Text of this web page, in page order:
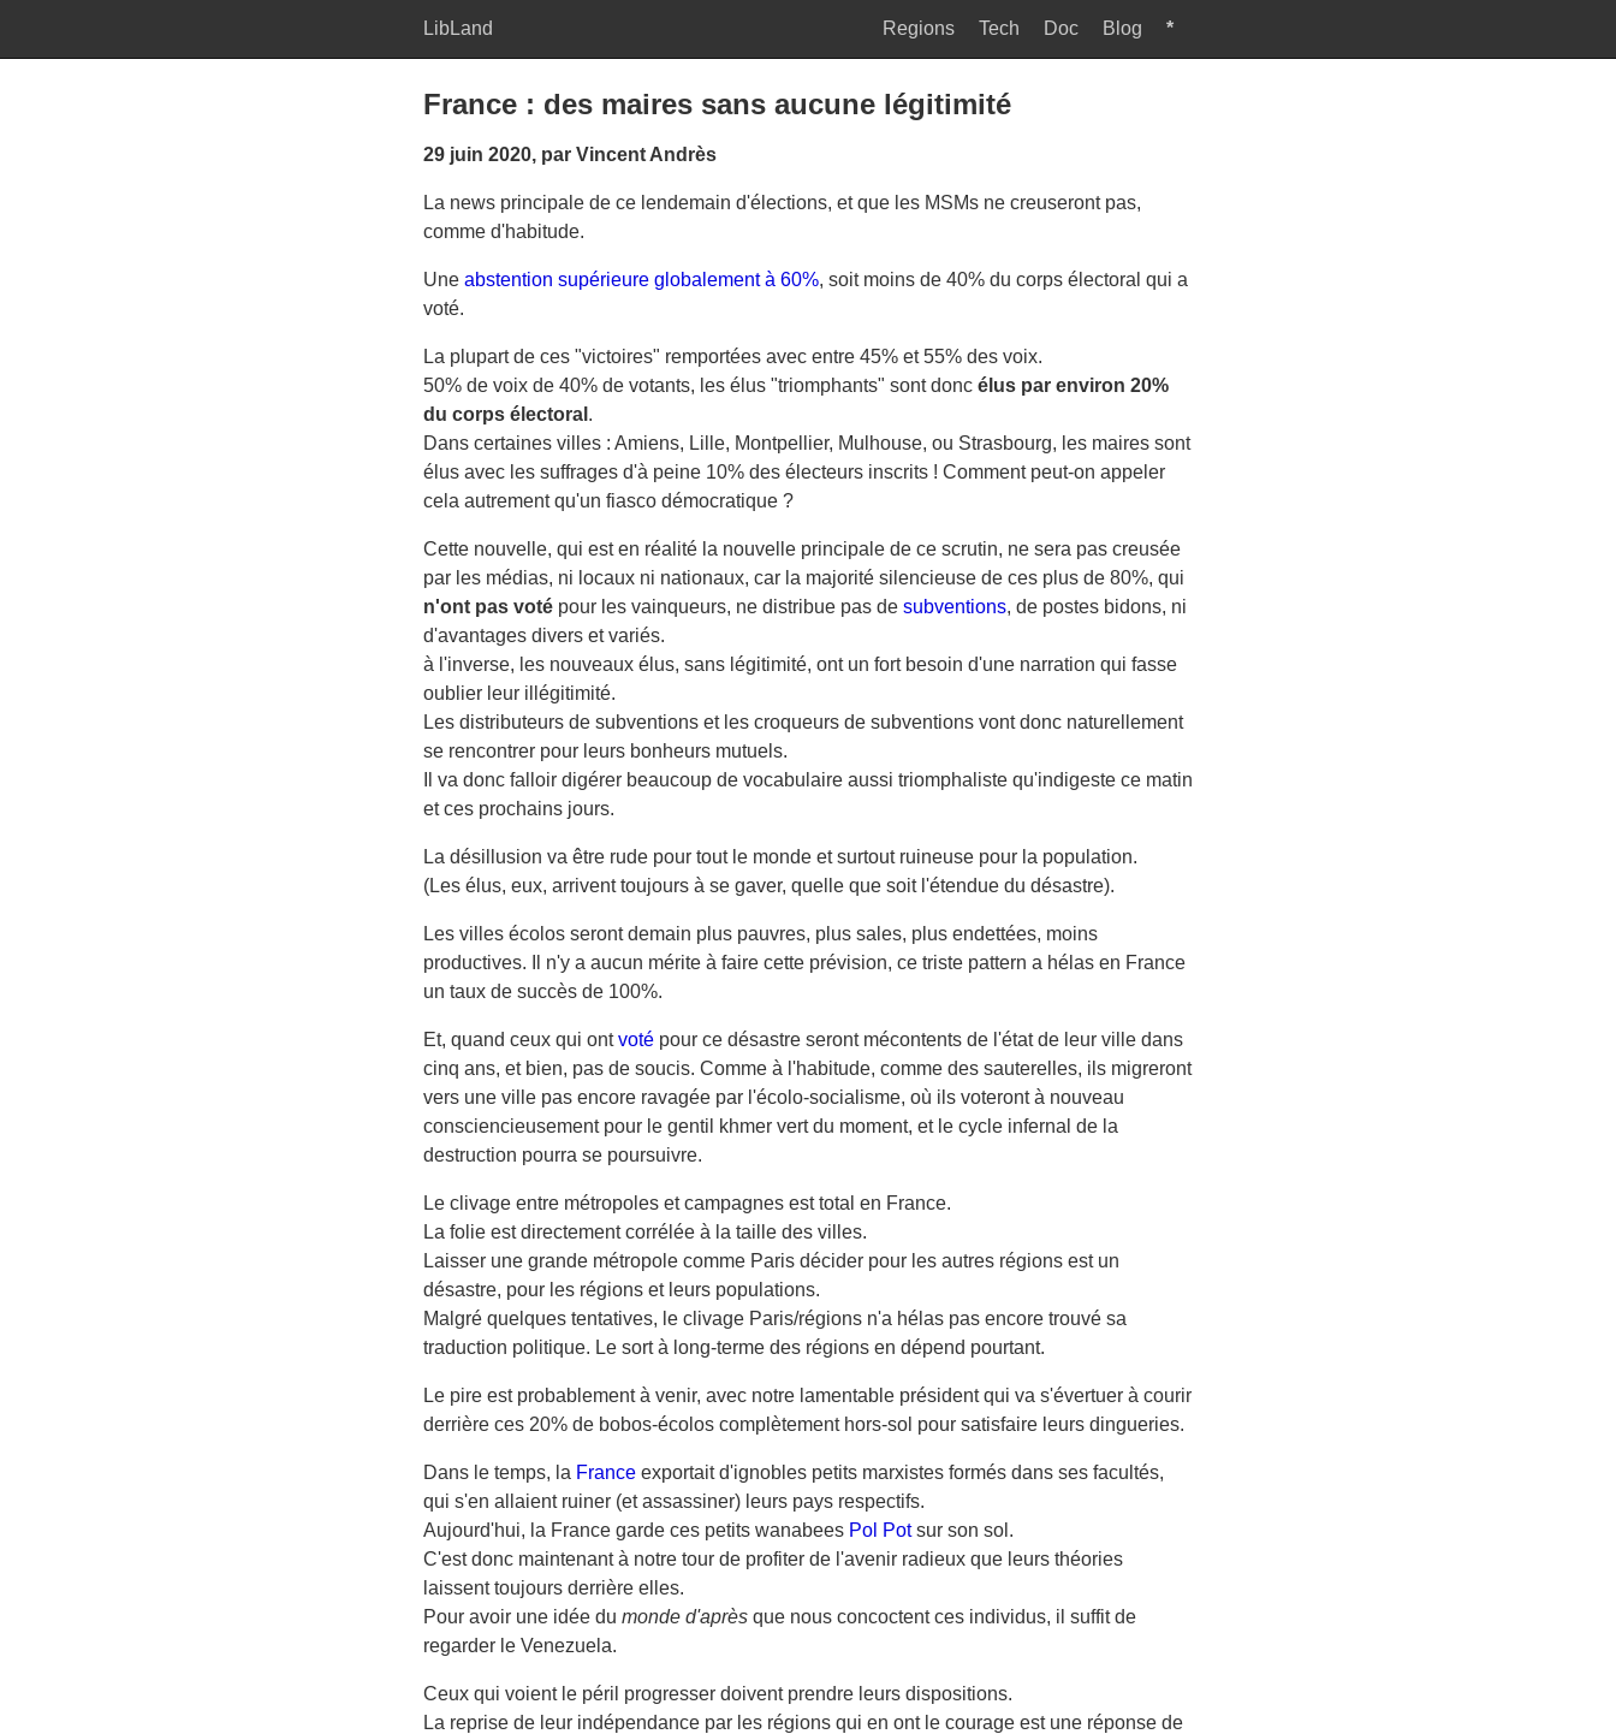
LibLand Regions Tech Doc Blog *
France : des maires sans aucune légitimité
29 juin 2020, par Vincent Andrès
La news principale de ce lendemain d'élections, et que les MSMs ne creuseront pas,
comme d'habitude.
Une abstention supérieure globalement à 60%, soit moins de 40% du corps électoral qui a
voté.
La plupart de ces "victoires" remportées avec entre 45% et 55% des voix.
50% de voix de 40% de votants, les élus "triomphants" sont donc élus par environ 20%
du corps électoral .
Dans certaines villes : Amiens, Lille, Montpellier, Mulhouse, ou Strasbourg, les maires sont
élus avec les suffrages d'à peine 10% des électeurs inscrits ! Comment peut-on appeler
cela autrement qu'un fiasco démocratique ?
Cette nouvelle, qui est en réalité la nouvelle principale de ce scrutin, ne sera pas creusée
par les médias, ni locaux ni nationaux, car la majorité silencieuse de ces plus de 80%, qui
n'ont pas voté pour les vainqueurs, ne distribue pas de subventions, de postes bidons, ni
d'avantages divers et variés.
à l'inverse, les nouveaux élus, sans légitimité, ont un fort besoin d'une narration qui fasse
oublier leur illégitimité.
Les distributeurs de subventions et les croqueurs de subventions vont donc naturellement
se rencontrer pour leurs bonheurs mutuels.
Il va donc falloir digérer beaucoup de vocabulaire aussi triomphaliste qu'indigeste ce matin
et ces prochains jours.
La désillusion va être rude pour tout le monde et surtout ruineuse pour la population.
(Les élus, eux, arrivent toujours à se gaver, quelle que soit l'étendue du désastre).
Les villes écolos seront demain plus pauvres, plus sales, plus endettées, moins
productives. Il n'y a aucun mérite à faire cette prévision, ce triste pattern a hélas en France
un taux de succès de 100%.
Et, quand ceux qui ontvoté pour ce désastre seront mécontents de l'état de leur ville dans
cinq ans, et bien, pas de soucis. Comme à l'habitude, comme des sauterelles, ils migreront
vers une ville pas encore ravagée par l'écolo-socialisme, où ils voteront à nouveau
consciencieusement pour le gentil khmer vert du moment, et le cycle infernal de la
destruction pourra se poursuivre.
Le clivage entre métropoles et campagnes est total en France.
La folie est directement corrélée à la taille des villes.
Laisser une grande métropole comme Paris décider pour les autres régions est un
désastre, pour les régions et leurs populations.
Malgré quelques tentatives, le clivage Paris/régions n'a hélas pas encore trouvé sa
traduction politique. Le sort à long-terme des régions en dépend pourtant.
Le pire est probablement à venir, avec notre lamentable président qui va s'évertuer à courir
derrière ces 20% de bobos-écolos complètement hors-sol pour satisfaire leurs dingueries.
Dans le temps, la France exportait d'ignobles petits marxistes formés dans ses facultés,
qui s'en allaient ruiner (et assassiner) leurs pays respectifs.
Aujourd'hui, la France garde ces petits wanabees Pol Potsur son sol.
C'est donc maintenant à notre tour de profiter de l'avenir radieux que leurs théories
laissent toujours derrière elles.
Pour avoir une idée du monde d'après que nous concoctent ces individus, il suffit de
regarder le Venezuela.
Ceux qui voient le péril progresser doivent prendre leurs dispositions.
La reprise de leur indépendance par les régions qui en ont le courage est une réponse de